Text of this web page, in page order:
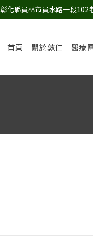
彰化縣員林市員水路一段
首頁 關於敦仁 醫療